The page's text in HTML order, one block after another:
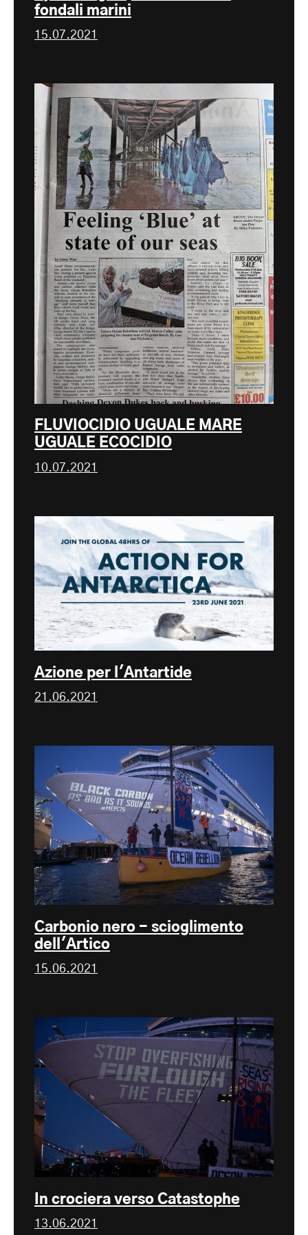
fondali marini
15.07.2021
FLUVIOCIDIO UGUALE MARE
UGUALE ECOCIDIO
10.07.2021
Azione per l'Antartide
21.06.2021
Carbonio nero - scioglimento
dell'Artico
15.06.2021
In crociera verso Catastophe
13.06.2021